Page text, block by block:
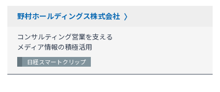
野村ホールディングス株式会社
コンサルティング営業を支える
メディア情報の積極活用
日経スマートクリップ